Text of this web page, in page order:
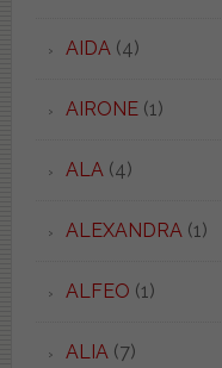
AIDA (4)
AIRONE(1)
ALA (4)
ALEXANDRA (1)
ALFEO (1)
ALIA (7)